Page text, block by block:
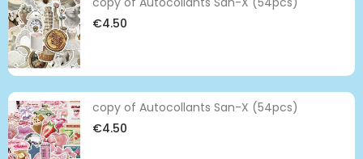
€4.50
copy of Autocollants San-X (54pcs)
€4.50